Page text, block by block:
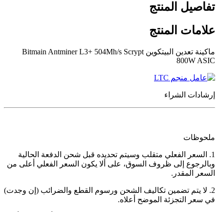
تفاصيل المنتج
علامات المنتج
ماكينة تعدين البيتكوين Bitmain Antminer L3+ 504Mh/s Scrypt
800W ASIC
إرشادات الشراء
ملحوظات
1. السعر الفعلي متقلب وسيتم تحديده قبل شحن الدفعة الحالية
وبالرجوع إلى ظروف السوق، على ألا يكون السعر الفعلي أعلى من
السعر المقدر.
2. لا يتم تضمين تكاليف الشحن ورسوم القطع والضرائب (إن وجدت)
في سعر التجزئة الموضح أعلاه.